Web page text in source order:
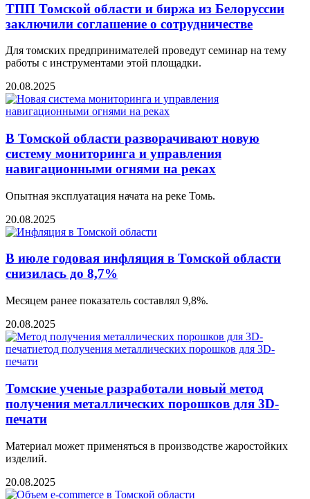
ТПП Томской области и биржа из Белоруссии
заключили соглашение о сотрудничестве
Для томских предпринимателей проведут семинар на тему
работы с инструментами этой площадки.
20.08.2025
В Томской области разворачивают новую
систему мониторинга и управления
навигационными огнями на реках
Опытная эксплуатация начата на реке Томь.
20.08.2025
В июле годовая инфляция в Томской области
снизилась до 8,7%
Месяцем ранее показатель составлял 9,8%.
20.08.2025
Томские ученые разработали новый метод
получения металлических порошков для 3D-
печати
Материал может применяться в производстве жаростойких
изделий.
20.08.2025